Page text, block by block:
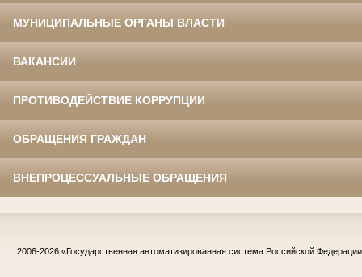
МУНИЦИПАЛЬНЫЕ ОРГАНЫ ВЛАСТИ
ВАКАНСИИ
ПРОТИВОДЕЙСТВИЕ КОРРУПЦИИ
ОБРАЩЕНИЯ ГРАЖДАН
ВНЕПРОЦЕССУАЛЬНЫЕ ОБРАЩЕНИЯ
2006-2026 «Государственная автоматизированная система Российской